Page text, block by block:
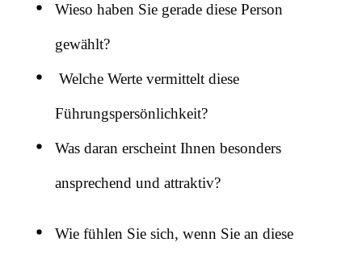
Wieso haben Sie gerade diese Person
gewählt?
Welche Werte vermittelt diese
Führungspersönlichkeit?
Was daran erscheint Ihnen besonders
ansprechend und attraktiv?
Wie fühlen Sie sich, wenn Sie an diese